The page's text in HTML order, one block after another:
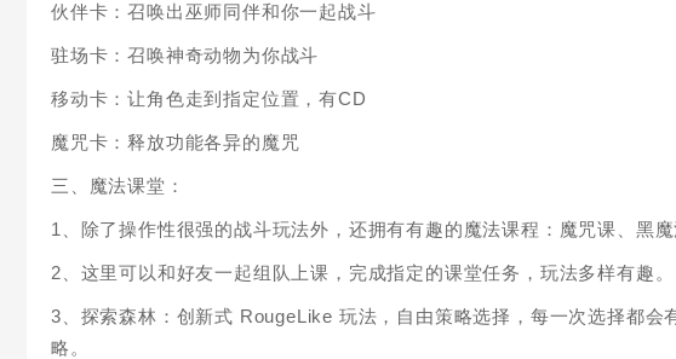
伙伴卡：召唤出巫师同伴和你一起战斗
驻场卡：召唤神奇动物为你战斗
移动卡：让角色走到指定位置，有CD
魔咒卡：释放功能各异的魔咒
三、魔法课堂：
1、除了操作性很强的战斗玩法外，还拥有有趣的魔法课程：魔咒课、黑魔
2、这里可以和好友一起组队上课，完成指定的课堂任务，玩法多样有趣。
3、探索森林：创新式 RougeLike 玩法，自由策略选择，每一次选择都
略。